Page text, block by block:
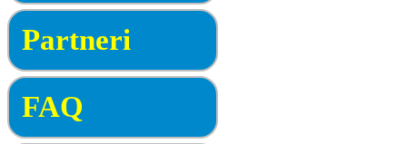
Partneri
FAQ